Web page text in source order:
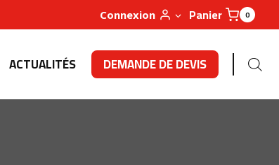
Connexion Panier 0
ACTUALITÉS DEMANDE DE DEVIS